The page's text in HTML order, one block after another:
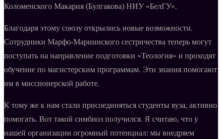
Коломенского Макария (Булгакова) НИУ «БелГУ».
Благодаря этому союзу открылись новые возможности.
Сотрудники Марфо-Мариинского сестричества теперь могут
поступать на направление подготовки «Теология» и проходят
обучение по магистерским программам. Эти знания помогают
им в миссионерской работе.
К тому же к нам стали присоединяться студенты вуза, активно
помогать. Вот такой симбиоз получился. Я считаю, что у
нашей организации огромный потенциал: мы внедряем